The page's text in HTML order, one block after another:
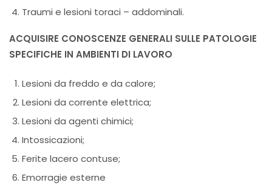
Traumi e lesioni toraci – addominali.
ACQUISIRE CONOSCENZE GENERALI SULLE PATOLOGIE
SPECIFICHE IN AMBIENTI DI LAVORO
Lesioni da freddo e da calore;
Lesioni da corrente elettrica;
Lesioni da agenti chimici;
Intossicazioni;
Ferite lacero contuse;
Emorragie esterne